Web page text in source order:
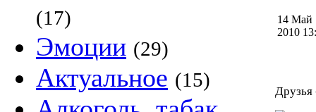
(17)
Эмоции (29)
Актуальное (15)
14 Май
2010
Друзья